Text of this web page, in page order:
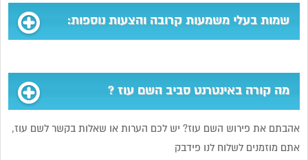
שמות בעלי משמעות קרובה והצעות נוספות:
מה קורה באינטרנט סביב השם עוז ?
אהבתם את פירוש השם עוז? יש לכם הערות או שאלות בקשר לשם עוז,
אתם מוזמנים לשלוח לנו פידבק